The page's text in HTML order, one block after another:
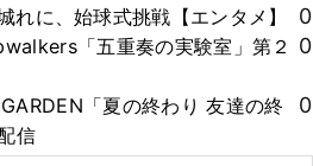
れに、始球式挑戦【エンタメ】
0
「五重奏の実験室」第２ 0
「夏の終わり 友達の終
信
0